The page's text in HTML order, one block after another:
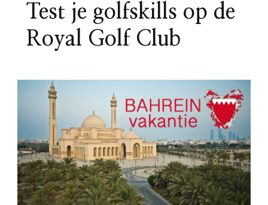
Test je golfskills op de
Royal Golf Club